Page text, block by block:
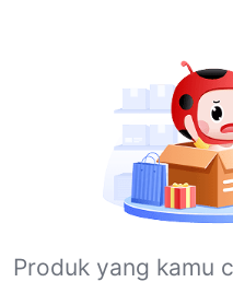
Produk yang kamu